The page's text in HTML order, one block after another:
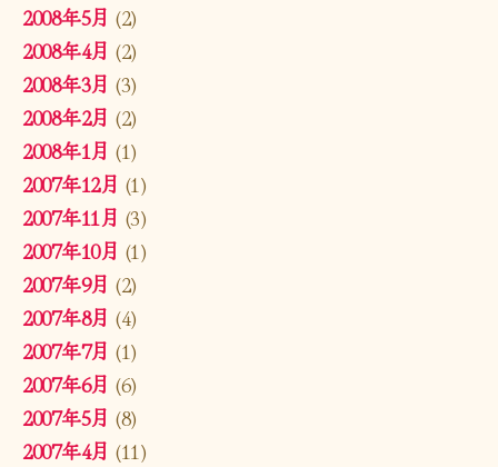
2008年5月 (2)
2008年4月 (2)
2008年3月 (3)
2008年2月 (2)
2008年1月 (1)
2007年12月 (1)
2007年11月 (3)
2007年10月 (1)
2007年9月 (2)
2007年8月 (4)
2007年7月 (1)
2007年6月 (6)
2007年5月 (8)
2007年4月 (11)